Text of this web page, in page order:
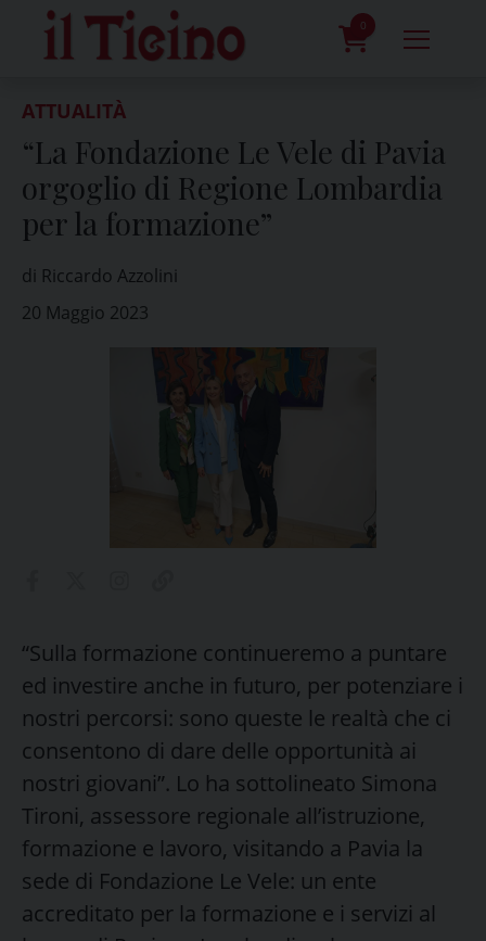
content
0
ATTUALITÀ
“La Fondazione Le Vele di Pavia
orgoglio di Regione Lombardia
per la formazione”
di Riccardo Azzolini
20 Maggio 2023
“Sulla formazione continueremo a puntare
ed investire anche in futuro, per potenziare i
nostri percorsi: sono queste le realtà che ci
consentono di dare delle opportunità ai
nostri giovani”. Lo ha sottolineato Simona
Tironi, assessore regionale all’istruzione,
formazione e lavoro, visitando a Pavia la
sede di Fondazione Le Vele: un ente
accreditato per la formazione e i servizi al